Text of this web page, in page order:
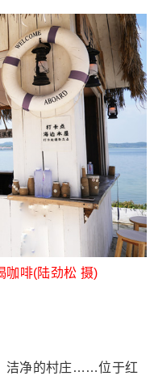
咖啡(陆劲松 摄)
净的村庄……位于红